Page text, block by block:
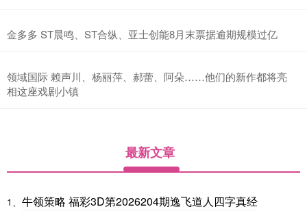
金多多 ST晨鸣、ST合纵、亚士创能8月末票据逾期规模过亿
领域国际 赖声川、杨丽萍、郝蕾、阿朵……他们的新作都将亮
相这座戏剧小镇
最新文章
1、 牛领策略 福彩3D第2026204期逸飞道人四字真经